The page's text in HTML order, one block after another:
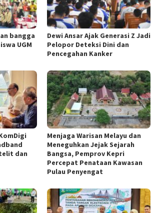
bangga
UGM
Dewi Ansar Ajak Generasi Z Jadi
Pelopor Deteksi Dini dan
Pencegahan Kanker
dan
Menjaga Warisan Melayu dan
Meneguhkan Jejak Sejarah
Bangsa, Pemprov Kepri
Percepat Penataan Kawasan
Pulau Penyengat